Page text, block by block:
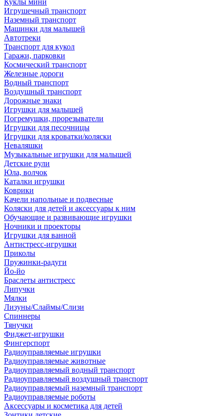
Куклы мини
Игрушечный транспорт
Наземный транспорт
Машинки для малышей
Автотреки
Транспорт для кукол
Гаражи, парковки
Космический транспорт
Железные дороги
Водный транспорт
Воздушный транспорт
Дорожные знаки
Игрушки для малышей
Погремушки, прорезыватели
Игрушки для песочницы
Игрушки для кроватки/коляски
Неваляшки
Музыкальные игрушки для малышей
Детские рули
Юла, волчок
Каталки игрушки
Коврики
Качели напольные и подвесные
Коляски для детей и аксессуары к ним
Обучающие и развивающие игрушки
Ночники и проекторы
Игрушки для ванной
Антистресс-игрушки
Приколы
Пружинки-радуги
Йо-йо
Браслеты антистресс
Липучки
Мялки
Лизуны/Слаймы/Слизи
Спиннеры
Тянучки
Фиджет-игрушки
Фингерспорт
Радиоуправляемые игрушки
Радиоуправляемые животные
Радиоуправляемый водный транспорт
Радиоуправляемый воздушный транспорт
Радиоуправляемый наземный транспорт
Радиоуправляемые роботы
Аксессуары и косметика для детей